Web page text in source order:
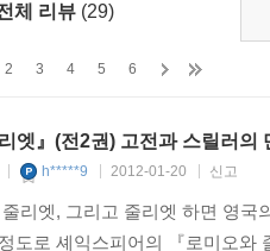
불한 골목?, 역동적인 이야기 흐
시에나의 생생한 풍경을 배
조 수사의 영혼을 위로하고, 화
험과 스릴을 더하며, 고전의 아
성을 보여주었다는 찬사를 받
익스피어의 고전에 대한 당신의
체 리뷰 (29)
2 3 4 5 6
리엣』(전2권) 고전과 스릴러의
h*****9 2012-01-20 신고
리엣, 그리고 줄리엣 하면 영
도로 셰익스피어의 『로미오와